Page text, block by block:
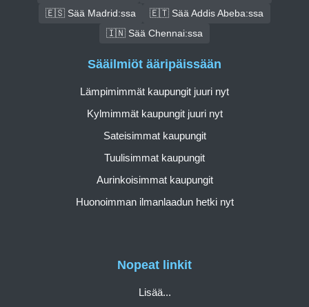
🇪🇸 Sää Madrid:ssa
🇪🇹 Sää Addis Abeba:ssa
🇮🇳 Sää Chennai:ssa
Nopeat linkit
Lisää...
Sääilmiöt ääripäissään
Lämpimimmät kaupungit juuri nyt
Kylmimmät kaupungit juuri nyt
Sateisimmat kaupungit
Tuulisimmat kaupungit
Aurinkoisimmat kaupungit
Huonoimman ilmanlaadun hetki nyt